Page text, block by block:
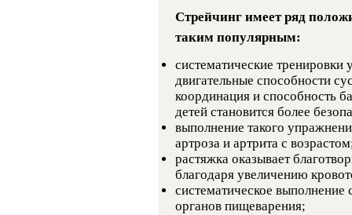
Стрейчинг имеет ряд
таким популярным:
систематические тренировки
двигательные способности
координация и способность
детей становится более
выполнение такого
артроза и артрита с
растяжка оказывает
благодаря увеличению
систематическое
органов пищеварения;